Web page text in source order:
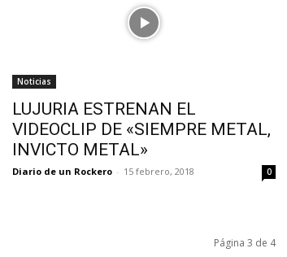
Noticias
LUJURIA ESTRENAN EL
VIDEOCLIP DE «SIEMPRE METAL,
INVICTO METAL»
Diario de un Rockero - 15 febrero, 2018 0
Página 3 de 4